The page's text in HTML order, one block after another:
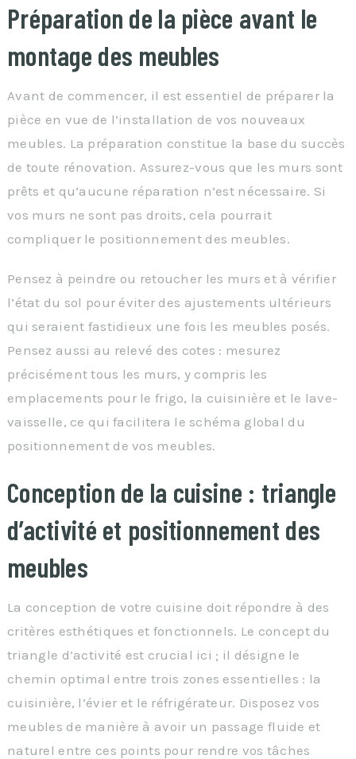
Préparation de la pièce avant le
montage des meubles
Avant de commencer, il est essentiel de préparer la
pièce en vue de l’installation de vos nouveaux
meubles. La préparation constitue la base du succès
de toute rénovation. Assurez-vous que les murs sont
prêts et qu’aucune réparation n’est nécessaire. Si
vos murs ne sont pas droits, cela pourrait
compliquer le positionnement des meubles.
Pensez à peindre ou retoucher les murs et à vérifier
l’état du sol pour éviter des ajustements ultérieurs
qui seraient fastidieux une fois les meubles posés.
Pensez aussi au relevé des cotes : mesurez
précisément tous les murs, y compris les
emplacements pour le frigo, la cuisinière et le lave-
vaisselle, ce qui facilitera le schéma global du
positionnement de vos meubles.
Conception de la cuisine : triangle
d’activité et positionnement des
meubles
La conception de votre cuisine doit répondre à des
critères esthétiques et fonctionnels. Le concept du
triangle d’activité est crucial ici ; il désigne le
chemin optimal entre trois zones essentielles : la
cuisinière, l’évier et le réfrigérateur. Disposez vos
meubles de manière à avoir un passage fluide et
naturel entre ces points pour rendre vos tâches